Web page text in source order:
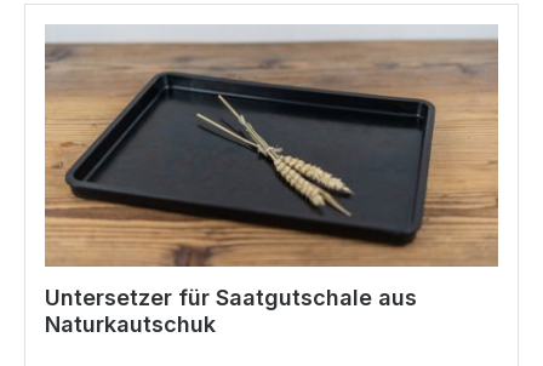
Untersetzer für Saatgutschale aus
Naturkautschuk